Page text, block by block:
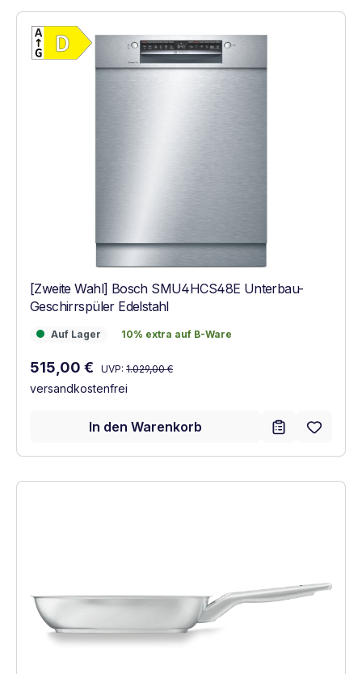
Energieklasse D. Höchste bis niedrigste
[Zweite Wahl] Bosch SMU4HCS48E Unterbau-
Geschirrspüler Edelstahl
Auf Lager
Auf Lager 10% extra auf B-Ware
10% extra auf B-Ware
Verkaufspreis:
515,00 € Regulärer Preis:
UVP: 1.029,00 €
versandkostenfrei
In den Warenkorb